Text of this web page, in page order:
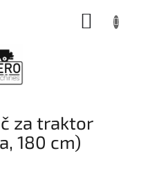
za traktor
180 cm)